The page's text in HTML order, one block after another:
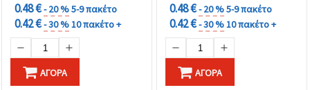
0.48 €- 20 %5-9 πακέτο
0.42 €- 30 %10 πακέτο +
ΑΓΟΡΆ
0.48 €- 20 %5-9 πακέτο
0.42 €- 30 %10 πακέτο +
ΑΓΟΡΆ